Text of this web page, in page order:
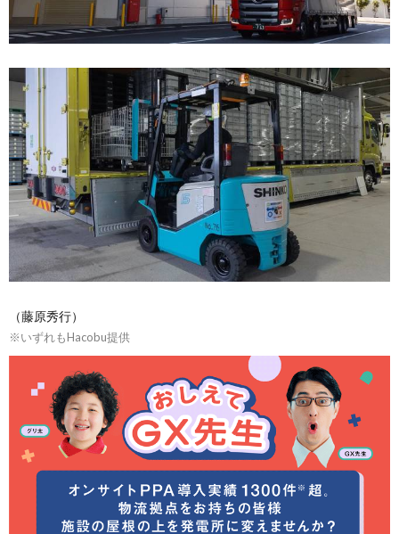
（藤原秀行）
※いずれもHacobu提供